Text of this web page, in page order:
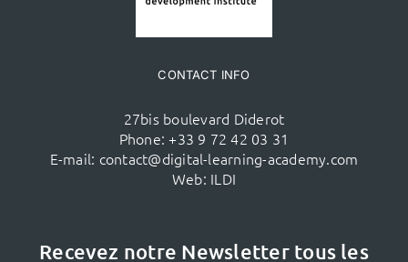
CONTACT INFO
27bis boulevard Diderot
Phone: +33 9 72 42 03 31
E-mail: contact@digital-learning-academy.com
Web: ILDI
Recevez notre Newsletter tous les